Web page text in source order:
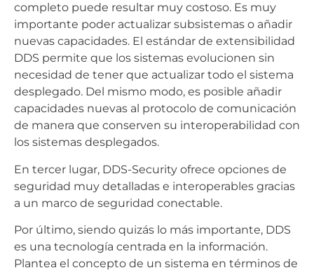
completo puede resultar muy costoso. Es muy
importante poder actualizar subsistemas o añadir
nuevas capacidades. El estándar de extensibilidad
DDS permite que los sistemas evolucionen sin
necesidad de tener que actualizar todo el sistema
desplegado. Del mismo modo, es posible añadir
capacidades nuevas al protocolo de comunicación
de manera que conserven su interoperabilidad con
los sistemas desplegados.
En tercer lugar, DDS-Security ofrece opciones de
seguridad muy detalladas e interoperables gracias
a un marco de seguridad conectable.
Por último, siendo quizás lo más importante, DDS
es una tecnología centrada en la información.
Plantea el concepto de un sistema en términos de